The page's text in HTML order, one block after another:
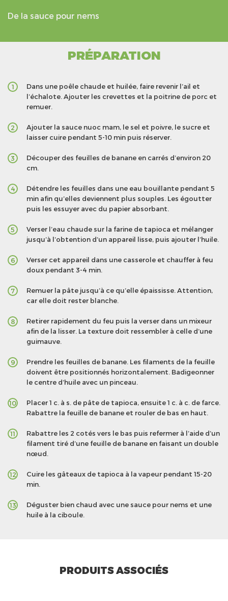
De la sauce pour nems
PRÉPARATION
1
Dans une poêle chaude et huilée, faire revenir l’ail et
l’échalote. Ajouter les crevettes et la poitrine de porc et
remuer.
2
Ajouter la sauce nuoc mam, le sel et poivre, le sucre et
laisser cuire pendant 5-10 min puis réserver.
3
Découper des feuilles de banane en carrés d’environ 20
cm.
4
Détendre les feuilles dans une eau bouillante pendant 5
min afin qu’elles deviennent plus souples. Les égoutter
puis les essuyer avec du papier absorbant.
5
Verser l’eau chaude sur la farine de tapioca et mélanger
jusqu’à l’obtention d’un appareil lisse, puis ajouter l’huile.
6
Verser cet appareil dans une casserole et chauffer à feu
doux pendant 3-4 min.
7
Remuer la pâte jusqu’à ce qu’elle épaississe. Attention,
car elle doit rester blanche.
8
Retirer rapidement du feu puis la verser dans un mixeur
afin de la lisser. La texture doit ressembler à celle d’une
guimauve.
9
Prendre les feuilles de banane. Les filaments de la feuille
doivent être positionnés horizontalement. Badigeonner
le centre d’huile avec un pinceau.
10
Placer 1 c. à s. de pâte de tapioca, ensuite 1 c. à c. de farce.
Rabattre la feuille de banane et rouler de bas en haut.
11
Rabattre les 2 cotés vers le bas puis refermer à l’aide d’un
filament tiré d’une feuille de banane en faisant un double
nœud.
12
Cuire les gâteaux de tapioca à la vapeur pendant 15-20
min.
13
Déguster bien chaud avec une sauce pour nems et une
huile à la ciboule.
PRODUITS ASSOCIÉS